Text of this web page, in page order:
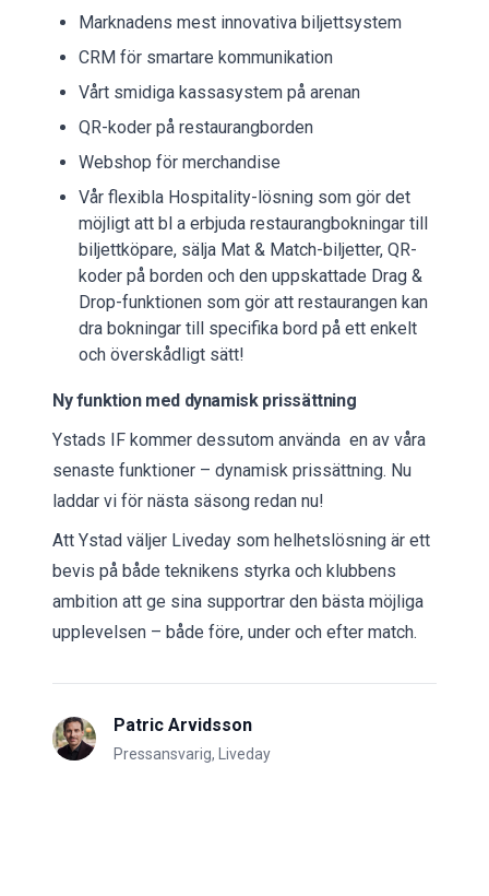
Marknadens mest innovativa biljettsystem
CRM för smartare kommunikation
Vårt smidiga kassasystem på arenan
QR-koder på restaurangborden
Webshop för merchandise
Vår flexibla Hospitality-lösning som gör det
möjligt att bl a erbjuda restaurangbokningar till
biljettköpare, sälja Mat & Match-biljetter, QR-
koder på borden och den uppskattade Drag &
Drop-funktionen som gör att restaurangen kan
dra bokningar till specifika bord på ett enkelt
och överskådligt sätt!
Ny funktion med dynamisk prissättning
Ystads IF kommer dessutom använda en av våra
senaste funktioner – dynamisk prissättning. Nu
laddar vi för nästa säsong redan nu!
Att Ystad väljer Liveday som helhetslösning är ett
bevis på både teknikens styrka och klubbens
ambition att ge sina supportrar den bästa möjliga
upplevelsen – både före, under och efter match.
Patric Arvidsson
Pressansvarig, Liveday